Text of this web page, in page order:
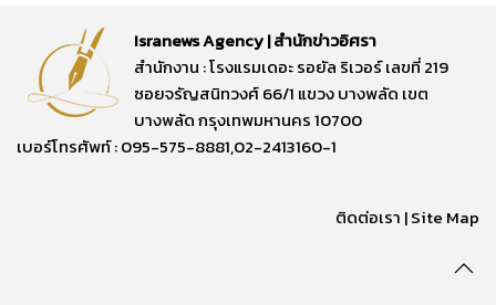
Isranews Agency | สำนักข่าวอิศรา
สำนักงาน : โรงแรมเดอะ รอยัล ริเวอร์ เลขที่ 219
ซอยจรัญสนิทวงศ์ 66/1 แขวง บางพลัด เขต
บางพลัด กรุงเทพมหานคร 10700
เบอร์โทรศัพท์ : 095-575-8881,02-2413160-1
ติดต่อเรา |Site Map